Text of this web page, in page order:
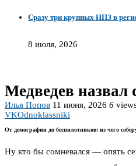
Сразу три крупных НПЗ в
8 июля, 2026
Медведев назвал
Илья Попов 11 июня, 2026 6
VKOdnoklassniki
От демографии до беспилотников: из чего
Ну кто бы сомневался — опять